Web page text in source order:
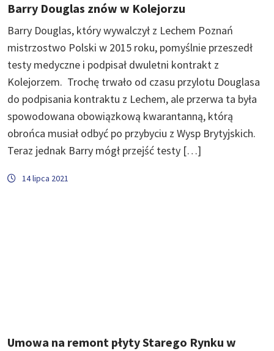
Barry Douglas znów w Kolejorzu
Barry Douglas, który wywalczył z Lechem Poznań
mistrzostwo Polski w 2015 roku, pomyślnie przeszedł
testy medyczne i podpisał dwuletni kontrakt z
Kolejorzem. Trochę trwało od czasu przylotu Douglasa
do podpisania kontraktu z Lechem, ale przerwa ta była
spowodowana obowiązkową kwarantanną, którą
obrońca musiał odbyć po przybyciu z Wysp Brytyjskich.
Teraz jednak Barry mógł przejść testy […]
14 lipca 2021
Umowa na remont płyty Starego Rynku w